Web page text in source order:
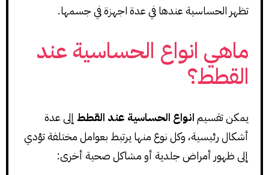
تظهر الحساسية عندها في عدة اجهزة في جسمها.
ماهي انواع الحساسية عند
القطط؟
يمكن تقسيمانواع الحساسية عند القطط إلى عدة
أشكال رئيسية، وكل نوع منها يرتبط بعوامل مختلفة تؤدي
إلى ظهور أمراض جلدية أو مشاكل صحية أخرى: